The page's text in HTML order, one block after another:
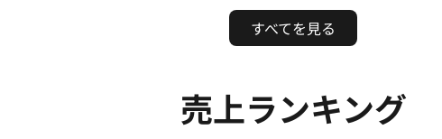
すべてを見る
売上ランキング